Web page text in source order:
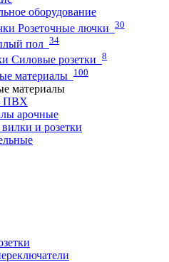
оборудование
Розеточные лючки 30
пол 34
Силовые розетки 8
материалы 100
материалы
ПВХ
арочные
и розетки